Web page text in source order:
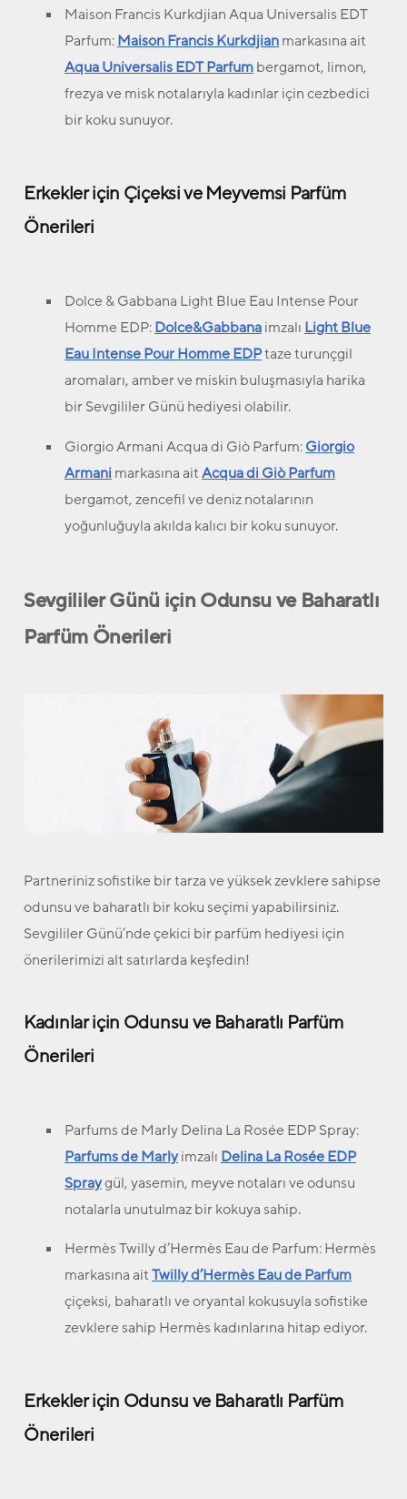
Maison Francis Kurkdjian Aqua Universalis EDT
Parfum:Maison Francis Kurkdjianmarkasına ait
Aqua Universalis EDT Parfumbergamot, limon,
frezya ve misk notalarıyla kadınlar için cezbedici
bir koku sunuyor.
Erkekler için Çiçeksi ve Meyvemsi Parfüm
Önerileri
Dolce & Gabbana Light Blue Eau Intense Pour
Homme EDP:Dolce&Gabbanaimzalı Light Blue
Eau Intense Pour Homme EDPtaze turunçgil
aromaları, amber ve miskin buluşmasıyla harika
bir Sevgililer Günü hediyesi olabilir.
Giorgio Armani Acqua di Giò Parfum:Giorgio
Armanimarkasına aitAcqua di Giò Parfum
bergamot, zencefil ve deniz notalarının
yoğunluğuyla akılda kalıcı bir koku sunuyor.
Sevgililer Günü için Odunsu ve Baharatlı
Parfüm Önerileri
Partneriniz sofistike bir tarza ve yüksek zevklere sahipse
odunsu ve baharatlı bir koku seçimi yapabilirsiniz.
Sevgililer Günü’nde çekici bir parfüm hediyesi için
önerilerimizi alt satırlarda keşfedin!
Kadınlar için Odunsu ve Baharatlı Parfüm
Önerileri
Parfums de Marly Delina La Rosée EDP Spray:
Parfums de Marlyimzalı Delina La Rosée EDP
Spraygül, yasemin, meyve notaları ve odunsu
notalarla unutulmaz bir kokuya sahip.
Hermès Twilly d’Hermès Eau de Parfum:Hermès
markasına aitTwilly d’Hermès Eau de Parfum
çiçeksi, baharatlı ve oryantal kokusuyla sofistike
zevklere sahip Hermès kadınlarına hitap ediyor.
Erkekler için Odunsu ve Baharatlı Parfüm
Önerileri